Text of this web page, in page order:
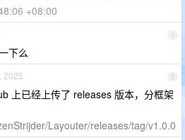
+08:00
1
下么
2
2025
上已经上传了 releases 版本，分框架
Layouter/releases/tag/v1.0.0